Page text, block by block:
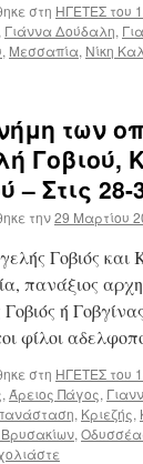
στη ΗΓΕΤΕΣ του
Γιάννα Δούδαλη,
, Μεσσαπία, Νίκη
των
Γοβιού,
– Στις
την29 Μαρτίου
Γοβιός
πανάξιος
ή
φίλοι
στη ΗΓΕΤΕΣ του
, Άρειος Πάγος,
, Κριεζής,
,